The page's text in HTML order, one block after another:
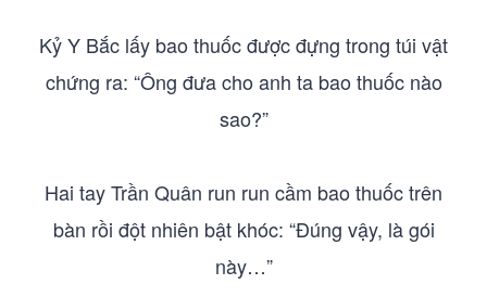
Kỷ Y Bắc lấy bao thuốc được đựng trong túi vật
chứng ra: “Ông đưa cho anh ta bao thuốc nào
sao?”
Hai tay Trần Quân run run cầm bao thuốc trên
bàn rồi đột nhiên bật khóc: “Đúng vậy, là gói
này…”